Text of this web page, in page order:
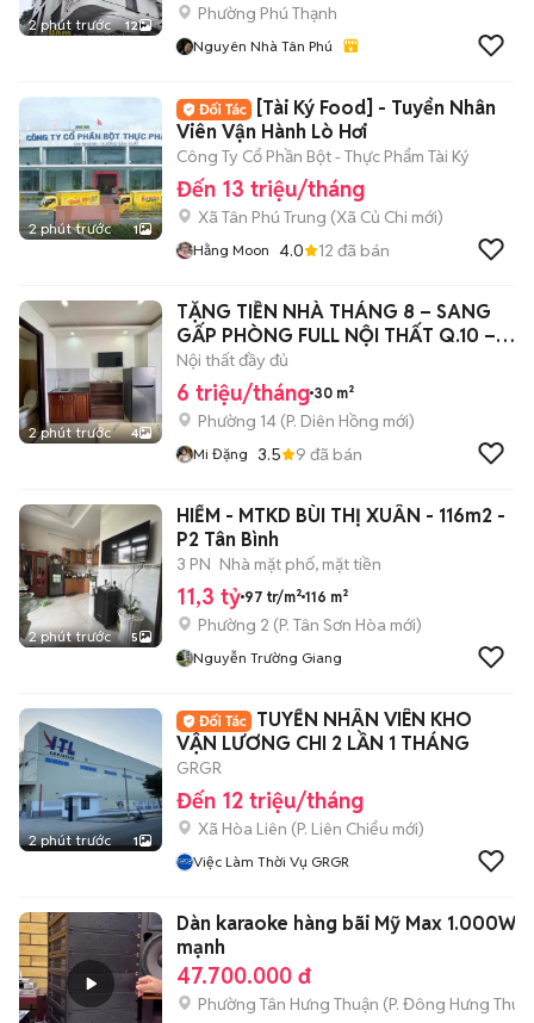
2 phút trước 12
Phường Phú Thạnh
Nguyên Nhà Tân Phú
2 phút trước 1
[Tài Ký Food] - Tuyển Nhân
Viên Vận Hành Lò Hơi
Công Ty Cổ Phần Bột - Thực Phẩm Tài Ký
Đến 13 triệu/tháng
Xã Tân Phú Trung (Xã Củ Chi mới)
Hằng Moon 4.0 12 đã bán
2 phút trước 4
TẶNG TIỀN NHÀ THÁNG 8 – SANG
GẤP PHÒNG FULL NỘI THẤT Q.10 – 6
TRIỆU/T
Nội thất đầy đủ
6 triệu/tháng 30 m²
Phường 14 (P. Diên Hồng mới)
Mi Đặng 3.5 9 đã bán
2 phút trước 5
HIẾM - MTKD BÙI THỊ XUÂN - 116m2 -
P2 Tân Bình
3 PN Nhà mặt phố, mặt tiền
11,3 tỷ 97 tr/m² 116 m²
Phường 2 (P. Tân Sơn Hòa mới)
Nguyễn Trường Giang
2 phút trước 1
TUYỂN NHÂN VIÊN KHO
VẬN LƯƠNG CHI 2 LẦN 1 THÁNG
GRGR
Đến 12 triệu/tháng
Xã Hòa Liên (P. Liên Chiểu mới)
Việc Làm Thời Vụ GRGR
Dàn karaoke hàng bãi Mỹ Max 1.000W
mạnh
47.700.000 đ
Phường Tân Hưng Thuận (P. Đông Hưng